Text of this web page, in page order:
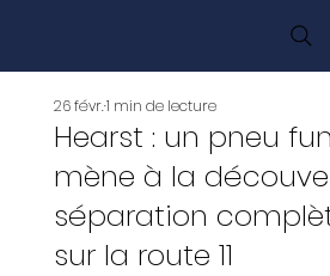
Hearst : un pneu
mène à la
séparation
sur la route 11
26 févr.1 min de lecture